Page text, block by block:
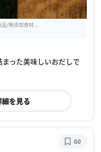
品/無添加食材 ...
まった美味しいおだしで
を見る
60